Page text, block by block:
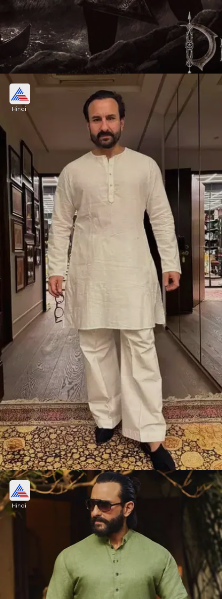
देवरा की रिलीज से पहले जानें Jr Ntr-सैफ अली खान
की नेटवर्थ डिटेल।
Hindi
सैफ अली खान रॉयल फैमिली यानी पटौदी खानदान से
ताल्लुक रखते हैं।
Hindi